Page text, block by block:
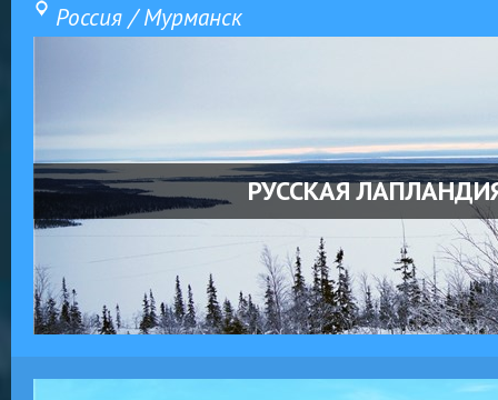
Россия / Мурманск
РУССКАЯ